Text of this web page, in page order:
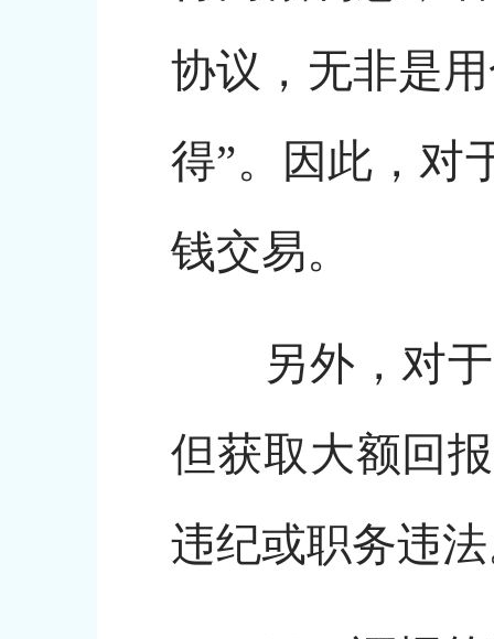
协议，无非是
得”。因此，对
钱交易。
另外，对于
但获取大额回
违纪或职务违